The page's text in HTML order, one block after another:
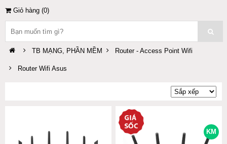
Giỏ hàng (0)
TB MẠNG, PHẦN MỀM Router - Access Point Wifi
Router Wifi Asus
KM